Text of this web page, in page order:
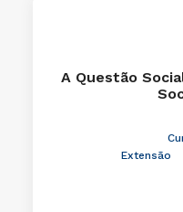
A Questão
Extensão